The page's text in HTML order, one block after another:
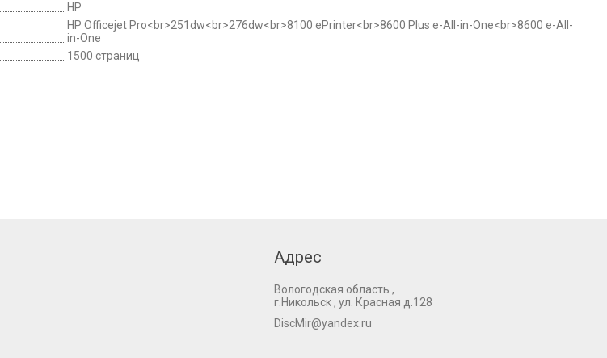
HP
HP Officejet Pro<br>251dw<br>276dw<br>8100 ePrinter<br>8600 Plus e-All-in-One<br>8600 e-All-
in-One
1500 страниц
Адрес
Вологодская область ,
г.Никольск , ул. Красная д.128
DiscMir@yandex.ru